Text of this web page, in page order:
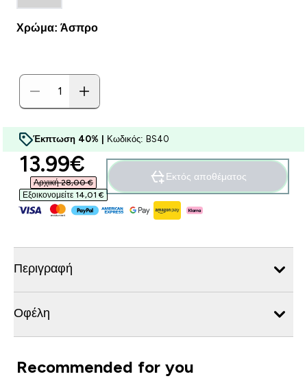
Χρώμα: Άσπρο
Έκπτωση 40% | Κωδικός: BS40
discounted price
13.99€‎
Αρχική 28,00 €‎
Εξοικονομείτε 14,01 €‎
Εκτός αποθέματος
Περιγραφή
Οφέλη
Recommended for you